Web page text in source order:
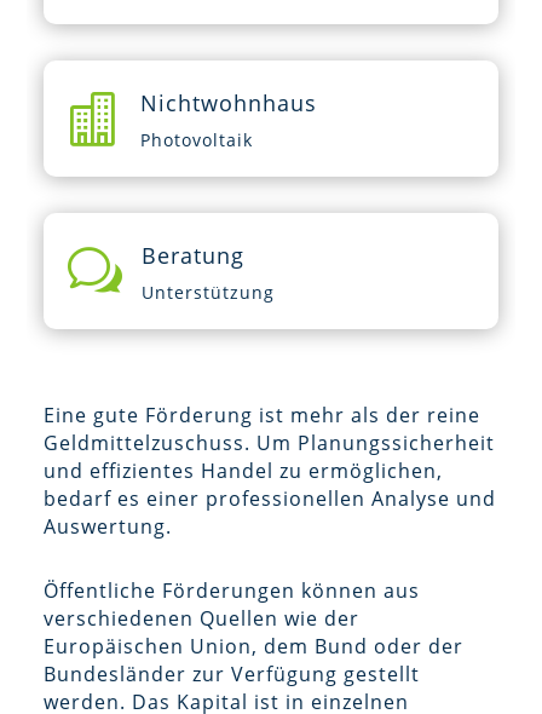
 Nichtwohnhaus
Photovoltaik
w Beratung
Unterstützung
Eine gute Förderung ist mehr als der reine
Geldmittelzuschuss. Um Planungssicherheit
und effizientes Handel zu ermöglichen,
bedarf es einer professionellen Analyse und
Auswertung.
Öffentliche Förderungen können aus
verschiedenen Quellen wie der
Europäischen Union, dem Bund oder der
Bundesländer zur Verfügung gestellt
werden. Das Kapital ist in einzelnen